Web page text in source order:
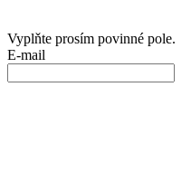
Vyplňte prosím povinné pole.
E-mail